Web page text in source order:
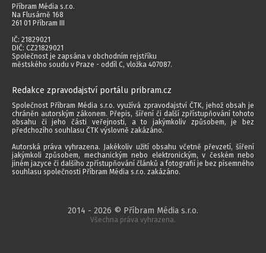
Příbram Média s.r.o.
Na Flusárně 168
261 01 Příbram III
IČ: 21829021
DIČ: CZ21829021
Společnost je zapsána v obchodním rejstříku
městského soudu v Praze - oddíl C, vložka 407087.
Redakce zpravodajství portálu pribram.cz
Společnost Příbram Média s.r.o. využívá zpravodajství ČTK, jehož obsah je
chráněn autorským zákonem. Přepis, šíření či další zpřístupňování tohoto
obsahu či jeho části veřejnosti, a to jakýmkoliv způsobem, je bez
předchozího souhlasu ČTK výslovně zakázáno.
Autorská práva vyhrazena. Jakékoliv užití obsahu včetně převzetí, šíření
jakýmkoli způsobem, mechanickým nebo elektronickým, v českém nebo
jiném jazyce či dalšího zpřístupňování článků a fotografií je bez písemného
souhlasu společnosti Příbram Média s.r.o. zakázáno.
2014 - 2026 © Příbram Média s.r.o.
Všechna práva vyhrazena.